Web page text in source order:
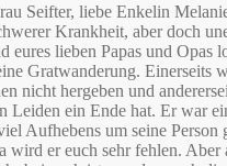
Seifter, liebe Enkelin
Krankheit, aber doch
eures lieben Papas und Opas
Gratwanderung. Einerseits
nicht hergeben und
Leiden ein Ende hat. Er war
Aufhebens um seine Person
wird er euch sehr fehlen. Aber